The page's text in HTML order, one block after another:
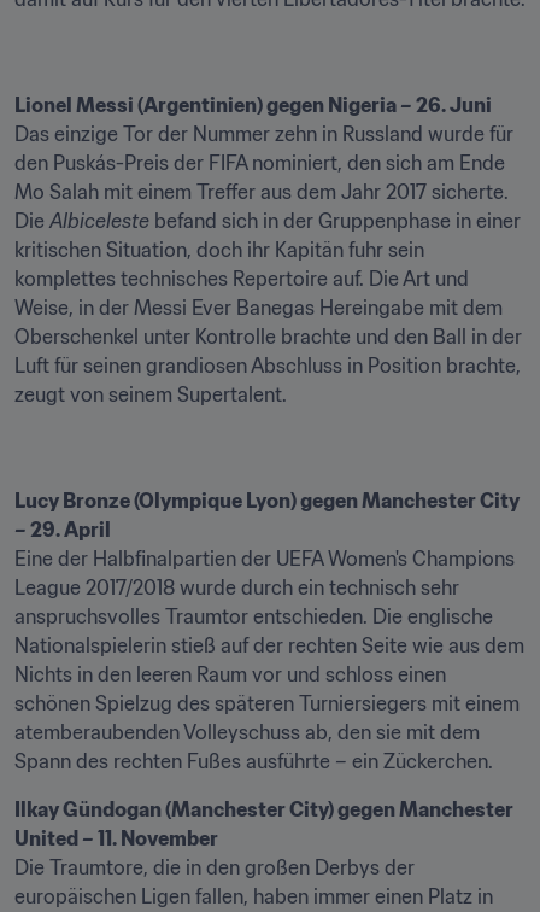
Lionel Messi (Argentinien) gegen Nigeria – 26. Juni
Das einzige Tor der Nummer zehn in Russland wurde für
den Puskás-Preis der FIFA nominiert, den sich am Ende
Mo Salah mit einem Treffer aus dem Jahr 2017 sicherte.
Die Albiceleste befand sich in der Gruppenphase in einer
kritischen Situation, doch ihr Kapitän fuhr sein
komplettes technisches Repertoire auf. Die Art und
Weise, in der Messi Ever Banegas Hereingabe mit dem
Oberschenkel unter Kontrolle brachte und den Ball in der
Luft für seinen grandiosen Abschluss in Position brachte,
zeugt von seinem Supertalent.
Lucy Bronze (Olympique Lyon) gegen Manchester City
– 29. April
Eine der Halbfinalpartien der UEFA Women's Champions
League 2017/2018 wurde durch ein technisch sehr
anspruchsvolles Traumtor entschieden. Die englische
Nationalspielerin stieß auf der rechten Seite wie aus dem
Nichts in den leeren Raum vor und schloss einen
schönen Spielzug des späteren Turniersiegers mit einem
atemberaubenden Volleyschuss ab, den sie mit dem
Spann des rechten Fußes ausführte – ein Zückerchen.
Ilkay Gündogan (Manchester City) gegen Manchester
United – 11. November
Die Traumtore, die in den großen Derbys der
europäischen Ligen fallen, haben immer einen Platz in